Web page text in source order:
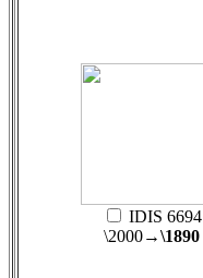
IDIS 6694
\2000→\1890